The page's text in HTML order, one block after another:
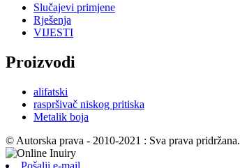
Slučajevi primjene
Rješenja
VIJESTI
Proizvodi
alifatski
raspršivač niskog pritiska
Metalik boja
© Autorska prava - 2010-2021 : Sva prava pridržana.
Pošalji e-mail